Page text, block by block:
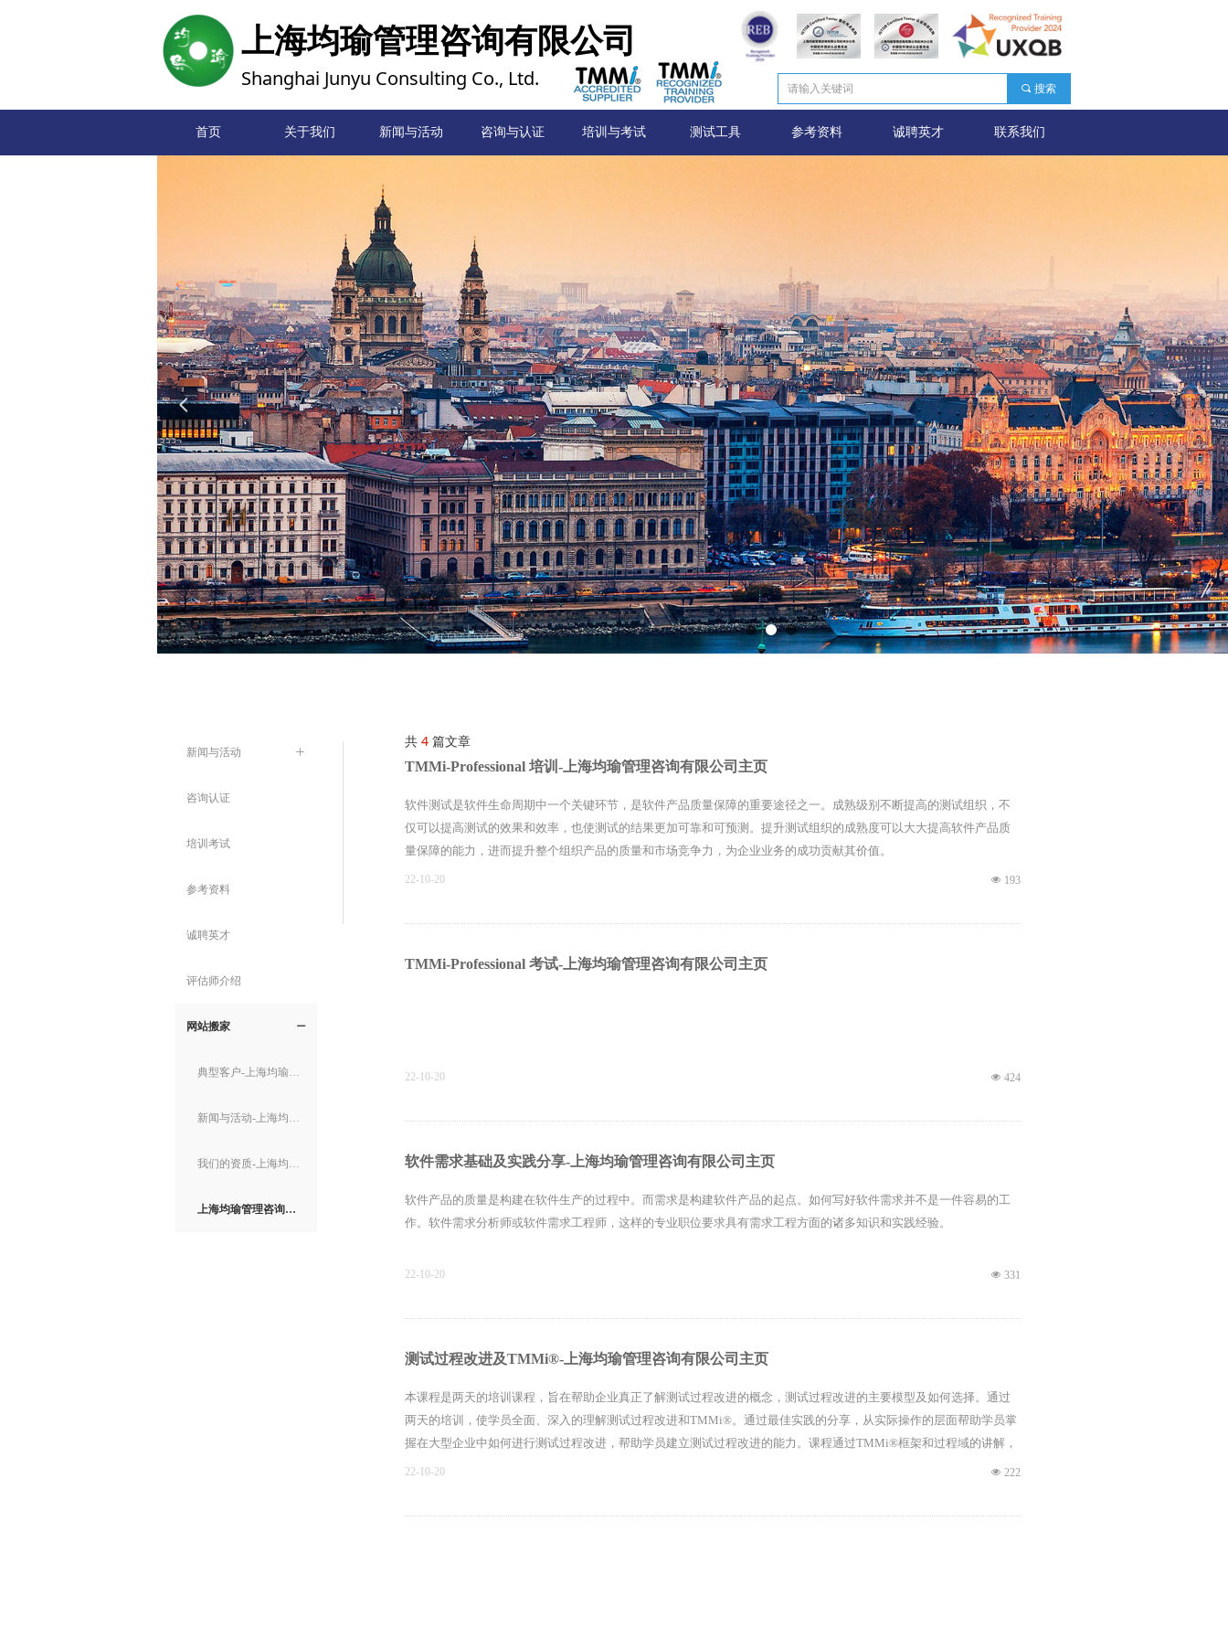
넳
首页
首页 关于我们 新闻与活动 咨询与认证 培训与考试 测试工具 参考资料 诚聘英才 联系我们
上海均瑜管理咨询有限公司
Shanghai Junyu Consulting Co., Ltd. 끠 搜索
共 4 篇文章
TMMi-Professional 培训-上海均瑜管理咨询有限公司主页
软件测试是软件生命周期中一个关键环节，是软件产品质量保障的重要途径之一。成熟级别不断提高的测试组织，不
仅可以提高测试的效果和效率，也使测试的结果更加可靠和可预测。提升测试组织的成熟度可以大大提高软件产品质
量保障的能力，进而提升整个组织产品的质量和市场竞争力，为企业业务的成功贡献其价值。
넶 193
22-10-20
TMMi-Professional 考试-上海均瑜管理咨询有限公司主页
넶 424
22-10-20
软件需求基础及实践分享-上海均瑜管理咨询有限公司主页
软件产品的质量是构建在软件生产的过程中。而需求是构建软件产品的起点。如何写好软件需求并不是一件容易的工
作。软件需求分析师或软件需求工程师，这样的专业职位要求具有需求工程方面的诸多知识和实践经验。
넶 331
22-10-20
测试过程改进及TMMi®-上海均瑜管理咨询有限公司主页
本课程是两天的培训课程，旨在帮助企业真正了解测试过程改进的概念，测试过程改进的主要模型及如何选择。通过
两天的培训，使学员全面、深入的理解测试过程改进和TMMi®。通过最佳实践的分享，从实际操作的层面帮助学员掌
握在大型企业中如何进行测试过程改进，帮助学员建立测试过程改进的能力。课程通过TMMi®框架和过程域的讲解，
让学员深入理解TMMi®主要内容和过程域，为整个组织进一步改进测试过程并能过TMMi®认证做好准备。
넶 222
22-10-20
ꄶ
新闻与活动
咨询认证
培训考试
参考资料
诚聘英才
评估师介绍
ꄵ
网站搬家
典型客户-上海均瑜管理咨询有限公司主页
新闻与活动-上海均瑜管理咨询有限公司主页
我们的资质-上海均瑜管理咨询有限公司主页
上海均瑜管理咨询有限公司主页